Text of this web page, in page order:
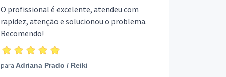
O profissional é excelente, atendeu com
rapidez, atenção e solucionou o problema.
Recomendo!
para Adriana Prado / Reiki